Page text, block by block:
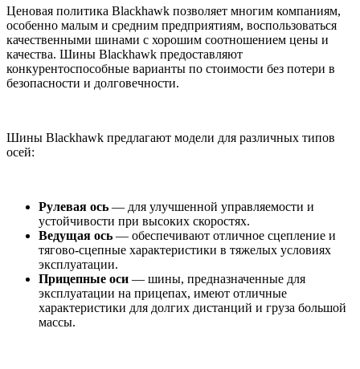
Ценовая политика Blackhawk позволяет многим компаниям,
особенно малым и средним предприятиям, воспользоваться
качественными шинами с хорошим соотношением цены и
качества. Шины Blackhawk предоставляют
конкурентоспособные варианты по стоимости без потери в
безопасности и долговечности.
Шины Blackhawk предлагают модели для различных типов
осей:
Рулевая ось — для улучшенной управляемости и
устойчивости при высоких скоростях.
Ведущая ось — обеспечивают отличное сцепление и
тягово-сцепные характеристики в тяжелых условиях
эксплуатации.
Прицепные оси — шины, предназначенные для
эксплуатации на прицепах, имеют отличные
характеристики для долгих дистанций и груза большой
массы.